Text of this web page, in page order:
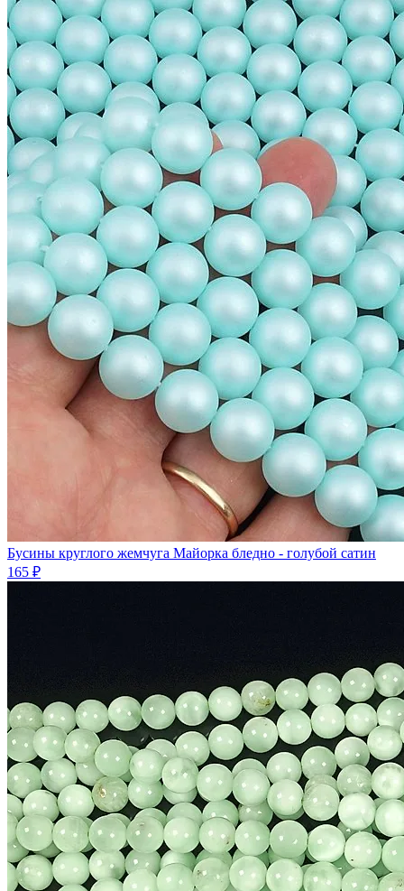
Бусины круглого жемчуга Майорка бледно - голубой сатин
165 ₽